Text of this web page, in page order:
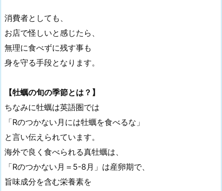
消費者としても、
お店で怪しいと感じたら、
無理に食べずに残す事も
身を守る手段となります。
【牡蠣の旬の季節とは？】
ちなみに牡蠣は英語圏では
「Rのつかない月には牡蠣を食べるな」
と言い伝えられています。
海外で良く食べられる真牡蠣は、
「Rのつかない月＝5-8月」は産卵期で、
旨味成分を含む栄養素を